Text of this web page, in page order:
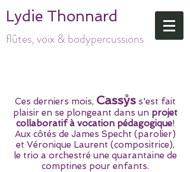
Lydie Thonnard
flûtes, voix & bodypercussions
Ces derniers mois, Cassẙss'est fait
plaisir en se plongeant dans un projet
collaboratif à vocation pédagogique!
Aux côtés de James Specht (parolier)
et Véronique Laurent (compositrice),
le trio a orchestré une quarantaine de
comptines pour enfants.